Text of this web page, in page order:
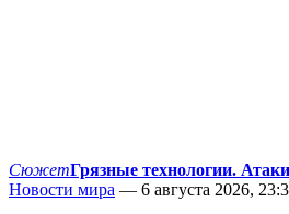
СюжетГрязные технологии.
Новости мира — 6 августа 2026,